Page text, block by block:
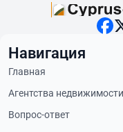
Навигация
Главная
Агентства недвижимости
Вопрос-ответ